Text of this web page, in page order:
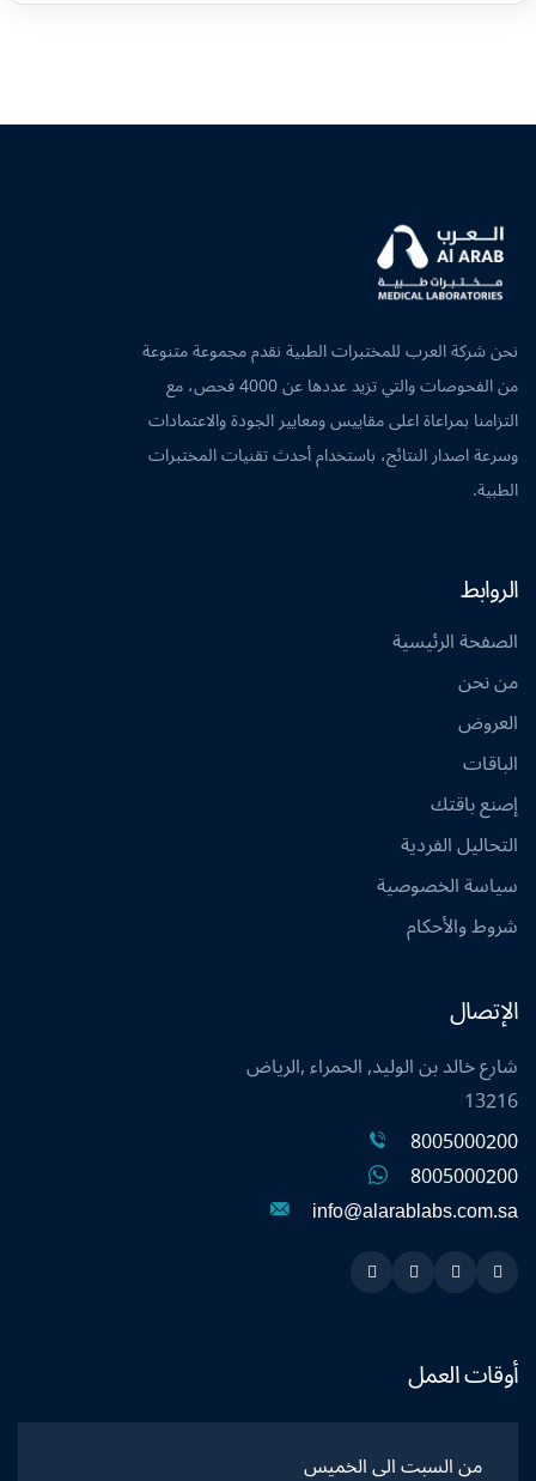
نحن شركة العرب للمختبرات الطبية نقدم مجموعة متنوعة
من الفحوصات والتي تزيد عددها عن 4000 فحص، مع
التزامنا بمراعاة اعلى مقاييس ومعايير الجودة والاعتمادات
وسرعة اصدار النتائج، باستخدام أحدث تقنيات المختبرات
الطبية.
الروابط
الصفحة الرئيسية
من نحن
العروض
الباقات
إصنع باقتك
التحاليل الفردية
سياسة الخصوصية
شروط والأحكام
الإتصال
شارع خالد بن الوليد, الحمراء ,الرياض
13216
8005000200
8005000200
info@alarablabs.com.sa
Snapchat
Twitter
Linkedin
Instagram
أوقات العمل
من السبت الى الخميس